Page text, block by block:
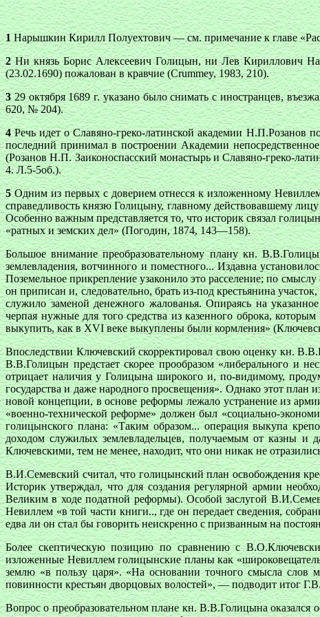
1Нарышкин Кирилл Полуехтович — см. примечание к главе
2Ни князь Борис Алексеевич Голицын, ни Лев Кириллович
(23.02.1690) пожалован в кравчие (Crummey, 1983, 210).
329 октября 1689 г. указано было снимать с иностранцев,
620, № 204).
4Речь идет о Славяно-греко-латинской академии Н.П.Розанов
последний принимал в построении Академии
(Розанов Н.П. Заиконоспасский монастырь и Славяно-греко-
4. Л.5-5об.).
5Одним из первых с доверием отнесся к изложенному
справедливость князю Голицыну, главному действовавшему
Особенно важным представляется то, что историк связал
«ратных и земских дел» (Погодин, 1874, 143—158).
Большое внимание преобразовательному плану кн.
землевладения, вотчинного и поместного... Издавна
Поземельное прикрепление узаконило это расселение; по
он приписан и, следовательно, брать из-под крестьянина
служило заменой денежного жалованья. Опираясь на
черпая нужные для того средства из казенного оброка,
выкупить, как в XVI веке выкуплены были кормления»
Впоследствии Ключевский скорректировал свою оценку кн.
В.В.Голицын предстает скорее прообразом «либерального и
отрицает наличия у Голицына широкого и, по-видимому,
государства и даже народного просвещения». Однако этот
новой концепции, в основе реформы лежало устранение из
«военно-технической реформе» должен был «социально-
голицынского плана: «Таким образом... операция выкупа
доходом служилых землевладельцев, получаемым от казны и
Ключевскими, тем не менее, находит, что они никак не
В.И.Семевский считал, что голицынский план освобождения
Историк утверждал, что для создания регулярной армии
Великим в ходе податной реформы). Особой заслугой
Невиллем «в той части книги.., где он передает сведения,
едва ли он стал бы говорить неискренно с призванным на
Более скептическую позицию по сравнению с
изложенные Невиллем голицынские планы как
землю «в пользу царя». «На основании точного смысла слов
повинности крестьян дворцовых волостей», — подводит итог
Вопрос о преобразовательном плане кн. В.В.Голицына